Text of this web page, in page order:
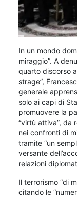
In un mondo
miraggio”. A
quarto discorso
strage”,
generale
solo ai capi di
promuovere la
“virtù attiva”, da
nei confronti di
tramite “un
versante
relazioni
Il terrorismo “di
citando le